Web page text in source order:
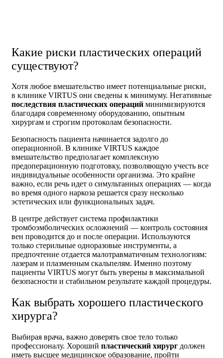
Какие риски пластических операций
существуют?
Хотя любое вмешательство имеет потенциальные риски,
в клинике VIRTUS они сведены к минимуму. Негативные
последствия пластических операций минимизируются
благодаря современному оборудованию, опытным
хирургам и строгим протоколам безопасности.
Безопасность пациента начинается задолго до
операционной. В клинике VIRTUS каждое
вмешательство предполагает комплексную
предоперационную подготовку, позволяющую учесть все
индивидуальные особенности организма. Это крайне
важно, если речь идет о симультанных операциях — когда
во время одного наркоза решается сразу несколько
эстетических или функциональных задач.
В центре действует система профилактики
тромбоэмболических осложнений — контроль состояния
вен проводится до и после операции. Используются
только стерильные одноразовые инструменты, а
предпочтение отдается малотравматичным технологиям:
лазерам и плазменным скальпелям. Именно поэтому
пациенты VIRTUS могут быть уверены в максимальной
безопасности и стабильном результате каждой процедуры.
Как выбрать хорошего пластического
хирурга?
Выбирая врача, важно доверять свое тело только
профессионалу. Хороший пластический хирург должен
иметь высшее медицинское образование, пройти